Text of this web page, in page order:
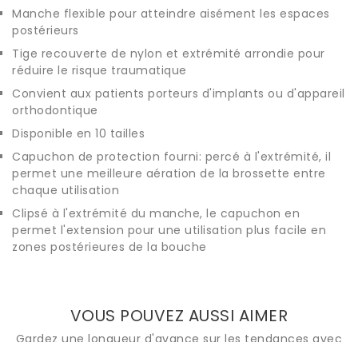
Manche flexible pour atteindre aisément les espaces
postérieurs
Tige recouverte de nylon et extrémité arrondie pour
réduire le risque traumatique
Convient aux patients porteurs d'implants ou d'appareil
orthodontique
Disponible en 10 tailles
Capuchon de protection fourni: percé à l'extrémité, il
permet une meilleure aération de la brossette entre
chaque utilisation
Clipsé à l'extrémité du manche, le capuchon en
permet l'extension pour une utilisation plus facile en
zones postérieures de la bouche
VOUS POUVEZ AUSSI AIMER